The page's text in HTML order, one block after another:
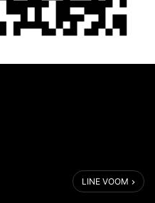
も受付中です。
LINE VOOM